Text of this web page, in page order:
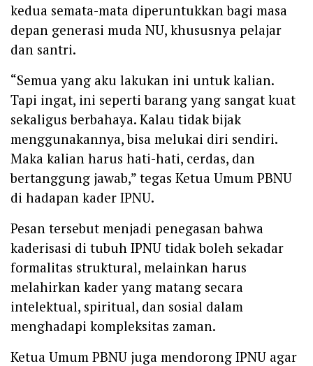
kedua semata-mata diperuntukkan bagi masa
depan generasi muda NU, khususnya pelajar
dan santri.
“Semua yang aku lakukan ini untuk kalian.
Tapi ingat, ini seperti barang yang sangat kuat
sekaligus berbahaya. Kalau tidak bijak
menggunakannya, bisa melukai diri sendiri.
Maka kalian harus hati-hati, cerdas, dan
bertanggung jawab,” tegas Ketua Umum PBNU
di hadapan kader IPNU.
Pesan tersebut menjadi penegasan bahwa
kaderisasi di tubuh IPNU tidak boleh sekadar
formalitas struktural, melainkan harus
melahirkan kader yang matang secara
intelektual, spiritual, dan sosial dalam
menghadapi kompleksitas zaman.
Ketua Umum PBNU juga mendorong IPNU agar